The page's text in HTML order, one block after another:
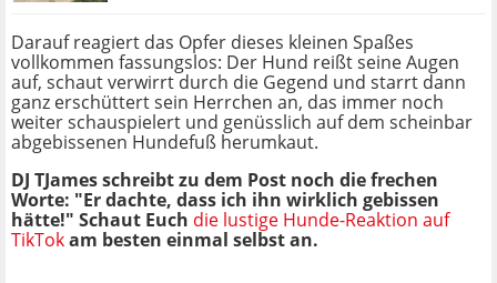
Darauf reagiert das Opfer dieses kleinen Spaßes
vollkommen fassungslos: Der Hund reißt seine Augen
auf, schaut verwirrt durch die Gegend und starrt dann
ganz erschüttert sein Herrchen an, das immer noch
weiter schauspielert und genüsslich auf dem scheinbar
abgebissenen Hundefuß herumkaut.
DJ TJames schreibt zu dem Post noch die frechen
Worte: "Er dachte, dass ich ihn wirklich gebissen
hätte!" Schaut Euch die lustige Hunde-Reaktion auf
TikTokam besten einmal selbst an.